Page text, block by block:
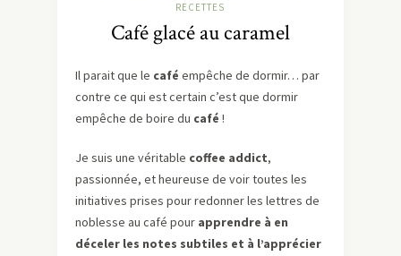
RECETTES
Café glacé au caramel
Il parait que le café empêche de dormir… par
contre ce qui est certain c’est que dormir
empêche de boire du café !
Je suis une véritable coffee addict,
passionnée, et heureuse de voir toutes les
initiatives prises pour redonner les lettres de
noblesse au café pour apprendre à en
déceler les notes subtiles et à l’apprécier